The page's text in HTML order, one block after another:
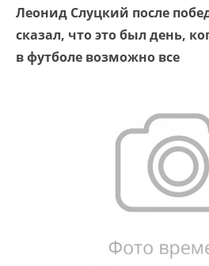
Леонид Слуцкий после
сказал, что это был день,
в футболе возможно все